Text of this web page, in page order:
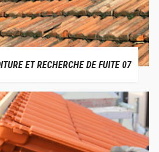
ET RECHERCHE DE FUITE 07